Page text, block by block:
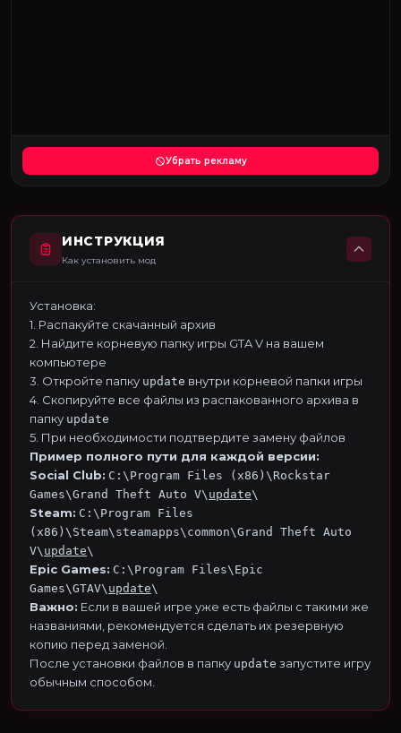
Убрать рекламу
ИНСТРУКЦИЯ
Как установить мод
Установка:
1. Распакуйте скачанный архив
2. Найдите корневую папку игры GTA V на вашем
компьютере
3. Откройте папку update внутри корневой папки игры
4. Скопируйте все файлы из распакованного архива в
папку update
5. При необходимости подтвердите замену файлов
Пример полного пути для каждой версии:
Social Club: C:\Program Files (x86)\Rockstar
Games\Grand Theft Auto V\ update\
Steam: C:\Program Files
(x86)\Steam\steamapps\common\Grand Theft Auto
V\ update\
Epic Games: C:\Program Files\Epic
Games\GTAV\ update\
Важно: Если в вашей игре уже есть файлы с такими же
названиями, рекомендуется сделать их резервную
копию перед заменой.
После установки файлов в папку update запустите игру
обычным способом.